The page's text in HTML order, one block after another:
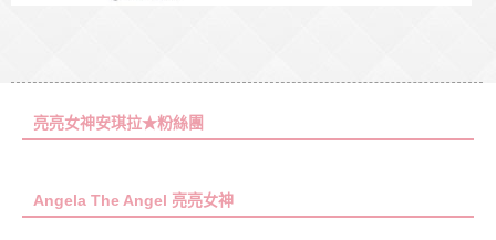
亮亮女神安琪拉★粉絲團
Angela The Angel 亮亮女神